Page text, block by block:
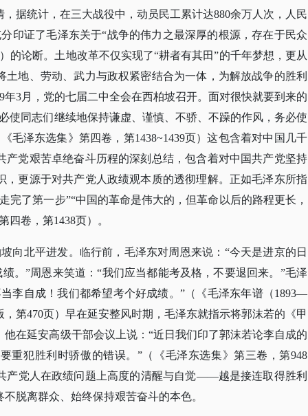
据统计，在三大战役中，动员民工累计达880余万人次，人民
印证了毛泽东关于“战争的伟力之最深厚的根源，存在于民众
的论断。土地改革不仅实现了“耕者有其田”的千年梦想，更从
地、劳动、武力与政权紧密结合为一体，为解放战争的胜利
3月，党的七届二中全会在西柏坡召开。面对很快就要到来的
使同志们继续地保持谦虚、谨慎、不骄、不躁的作风，务必使
毛泽东选集》第四卷，第1438~1439页）这包含着对中国几千
产党艰苦卓绝奋斗历程的深刻总结，包含着对中国共产党坚持
，更源于对共产党人政绩观本质的透彻理解。正如毛泽东所指
完了第一步”“中国的革命是伟大的，但革命以后的路程更长，
四卷，第1438页）。
向北平进发。临行前，毛泽东对周恩来说：“今天是进京的日
。”周恩来笑道：“我们应当都能考及格，不要退回来。”毛泽
李自成！我们都希望考个好成绩。”（《毛泽东年谱（1893—
第470页）早在延安整风时期，毛泽东就指示将郭沫若的《甲
在延安高级干部会议上说：“近日我们印了郭沫若论李自成的
重犯胜利时骄傲的错误。”（《毛泽东选集》第三卷，第948
产党人在政绩问题上高度的清醒与自觉——越是接连取得胜利
脱离群众、始终保持艰苦奋斗的本色。